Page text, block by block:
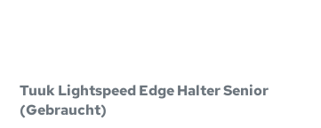
Tuuk Lightspeed Edge Halter Senior
(Gebraucht)